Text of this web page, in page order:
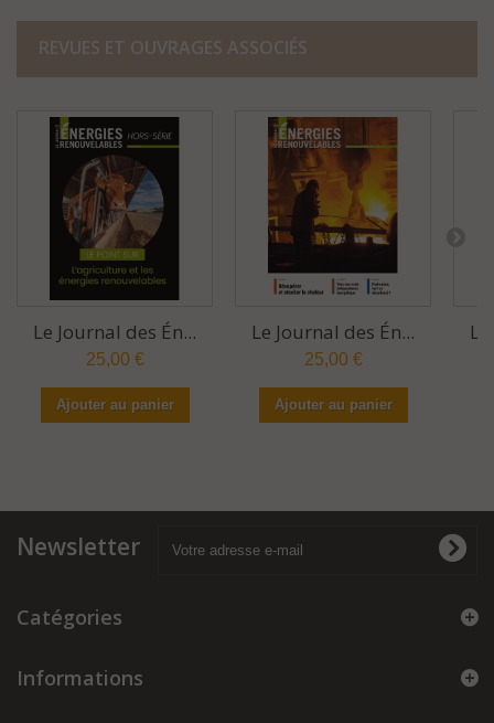
REVUES ET OUVRAGES ASSOCIÉS
Le Journal des Én...
25,00 €
Ajouter au panier
Le Journal des Én...
25,00 €
Ajouter au panier
Newsletter
Catégories
Informations